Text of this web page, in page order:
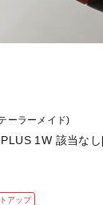
ーラーメイド)
1W 該当な
アップ